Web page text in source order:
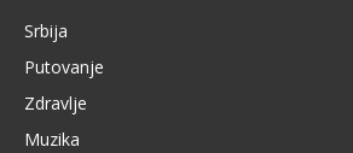
Srbija
Putovanje
Zdravlje
Muzika